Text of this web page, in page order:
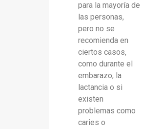
para la mayoría de
las personas,
pero no se
recomienda en
ciertos casos,
como durante el
embarazo, la
lactancia o si
existen
problemas como
caries o